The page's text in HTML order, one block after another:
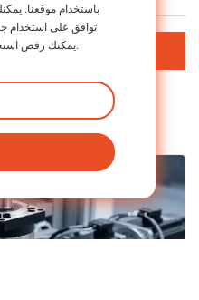
العودة إلى
باستخدام موقعنا.
توافق على استخدام
يمكنك رفض استخدام موقع الويب لملفات تعريف الارتباط.